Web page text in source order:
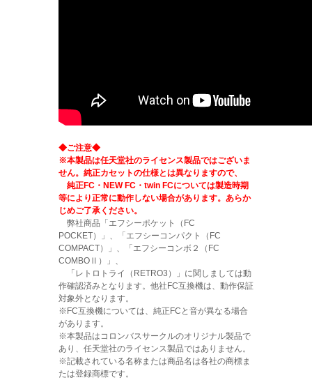
◆ご注意◆
※本製品は任天堂社のライセンス製品ではございま
せん。純正カセットの仕様とは異なりますので、
純正FC・NEW FC・twin FCについては製造時期
等により正常に動作しない場合があります。あらか
じめご了承ください。
弊社商品「エフシーポケット（FC
POCKET）」、「エフシーコンパクト（FC
COMPACT）」、「エフシーコンボ２（FC
COMBOⅡ）」、
「レトロトライ（RETRO3）」に関しましては動
作確認済みとなります。他社FC互換機は、動作保証
対象外となります。
※FC互換機については、純正FCと音が異なる場合
があります。
※本製品はコロンバスサークルのオリジナル製品で
あり、任天堂社のライセンス製品ではありません。
※記載されている名称または商品名は各社の商標ま
たは登録商標です。